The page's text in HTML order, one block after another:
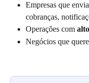
Empresas que
cobranças,
Operações com
Negócios que